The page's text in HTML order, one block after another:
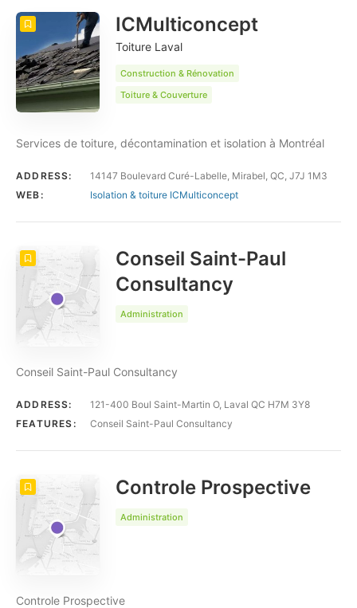
ICMulticoncept
Toiture Laval
Construction & Rénovation
Toiture & Couverture
Services de toiture, décontamination et isolation à Montréal
ADDRESS:
14147 Boulevard Curé-Labelle, Mirabel, QC, J7J 1M3
WEB:
Isolation & toiture ICMulticoncept
Conseil Saint-Paul
Consultancy
Administration
Conseil Saint-Paul Consultancy
ADDRESS:
121-400 Boul Saint-Martin O, Laval QC H7M 3Y8
FEATURES:
Conseil Saint-Paul Consultancy
Controle Prospective
Administration
Controle Prospective